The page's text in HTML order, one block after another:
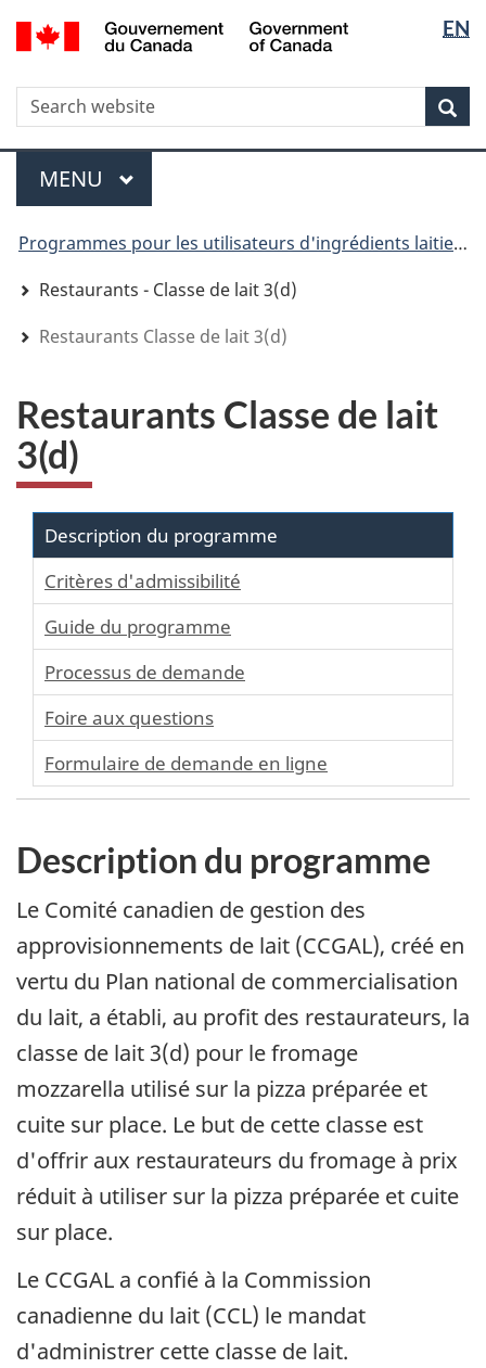
Aller
au
Skip
to
Passer
à
HTML
simplifiée
la
langue
la
langue
EN
WxT
Search
form
Menu
MENU PRINCIPAL
are
here
Programmes pour les utilisateurs d'ingrédients laitiers
Restaurants - Classe de lait 3(d)
Restaurants Classe de lait 3(d)
Restaurants Classe de lait
3(d)
Description du programme
Critères d'admissibilité
Guide du programme
Processus de demande
Foire aux questions
Formulaire de demande en ligne
Description du programme
Le Comité canadien de gestion des
approvisionnements de lait (CCGAL), créé en
vertu du Plan national de commercialisation
du lait, a établi, au profit des restaurateurs, la
classe de lait 3(d) pour le fromage
mozzarella utilisé sur la pizza préparée et
cuite sur place. Le but de cette classe est
d'offrir aux restaurateurs du fromage à prix
réduit à utiliser sur la pizza préparée et cuite
sur place.
Le CCGAL a confié à la Commission
canadienne du lait (CCL) le mandat
d'administrer cette classe de lait.